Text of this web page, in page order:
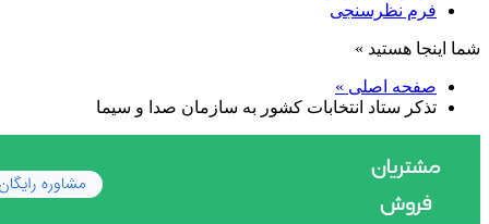
فرم نظرسنجی
شما اینجا هستید »
صفحه اصلی »
تذکر ستاد انتخابات کشور به سازمان صدا و سیما